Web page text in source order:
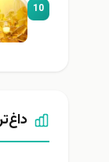
10
داغ‌ترین